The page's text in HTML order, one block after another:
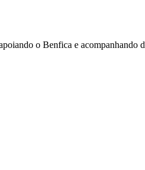
o Benfica e acompanhando